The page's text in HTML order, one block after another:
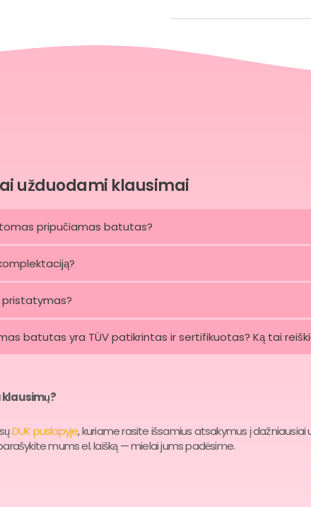
užduodami klausimai
pripučiamas batutas?
pristatymas?
batutas yra TÜV patikrintas ir sertifikuotas? Ką tai
DUK puslapyje, kuriame rasite išsamius atsakymus į
mums el. laišką — mielai jums padėsime.